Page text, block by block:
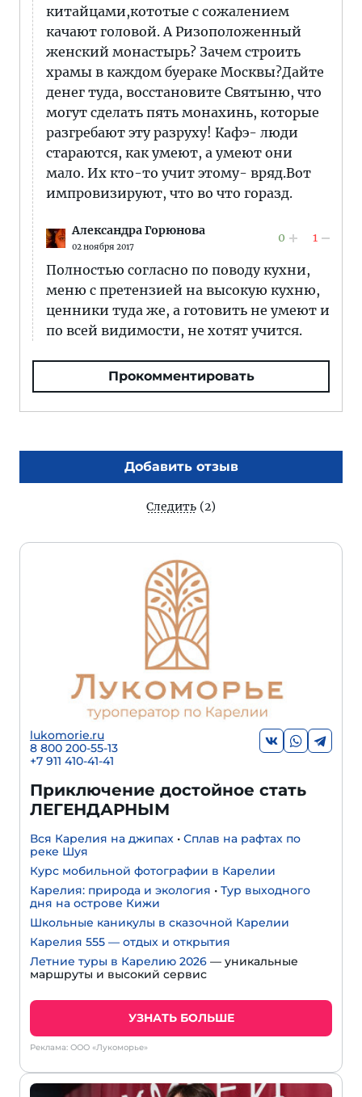
китайцами,кототые с сожалением
качают головой. А Ризоположенный
женский монастырь? Зачем строить
храмы в каждом буераке Москвы?Дайте
денег туда, восстановите Святыню, что
могут сделать пять монахинь, которые
разгребают эту разруху! Кафэ- люди
стараются, как умеют, а умеют они
мало. Их кто-то учит этому- вряд.Вот
импровизируют, что во что горазд.
Александра Горюнова
02 ноября 2017
0 1
Полностью согласно по поводу кухни,
меню с претензией на высокую кухню,
ценники туда же, а готовить не умеют и
по всей видимости, не хотят учится.
Прокомментировать
Добавить отзыв
Следить (2)
lukomorie.ru
8 800 200-55-13
+7 911 410-41-41
Приключение достойное стать
ЛЕГЕНДАРНЫМ
Вся Карелия на джипах • Сплав на рафтах по
реке Шуя
Курс мобильной фотографии в Карелии
Карелия: природа и экология • Тур выходного
дня на острове Кижи
Школьные каникулы в сказочной Карелии
Карелия 555 — отдых и открытия
Летние туры в Карелию 2026 — уникальные
маршруты и высокий сервис
УЗНАТЬ БОЛЬШЕ
Реклама: ООО «Лукоморье»